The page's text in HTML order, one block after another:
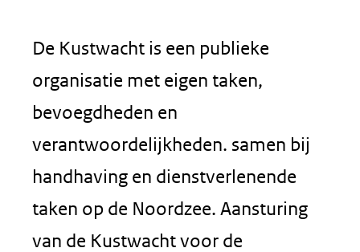
De Kustwacht is een publieke
organisatie met eigen taken,
bevoegdheden en
verantwoordelijkheden. samen bij
handhaving en dienstverlenende
taken op de Noordzee. Aansturing
van de Kustwacht voor de